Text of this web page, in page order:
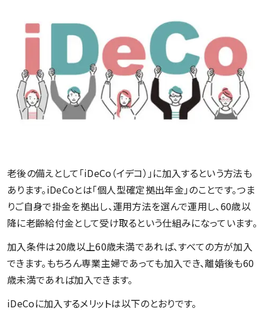
老後の備えとして「iDeCo（イデコ）」に加入するという方法も
あります。iDeCoとは「個人型確定拠出年金」のことです。つま
りご自身で掛金を拠出し、運用方法を選んで運用し、60歳以
降に老齢給付金として受け取るという仕組みになっています。
加入条件は20歳以上60歳未満であれば、すべての方が加入
できます。もちろん専業主婦であっても加入でき、離婚後も60
歳未満であれば加入できます。
iDeCoに加入するメリットは以下のとおりです。